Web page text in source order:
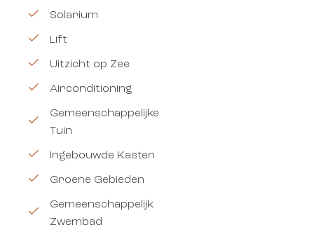
Solarium
Lift
Uitzicht op Zee
Airconditioning
Gemeenschappelijke
Tuin
Ingebouwde Kasten
Groene Gebieden
Gemeenschappelijk
Zwembad